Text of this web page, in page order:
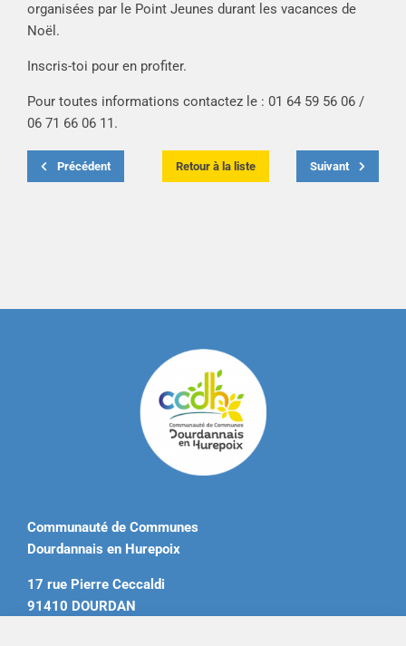
organisées par le Point Jeunes durant les vacances de
Noël.
Inscris-toi pour en profiter.
Pour toutes informations contactez le : 01 64 59 56 06 /
06 71 66 06 11.
Précédent Retour à la liste Suivant
Communauté de Communes
Dourdannais en Hurepoix
17 rue Pierre Ceccaldi
91410 DOURDAN